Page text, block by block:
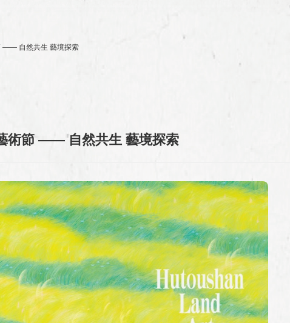
—— 自然共生 藝境探索
術節 —— 自然共生 藝境探索